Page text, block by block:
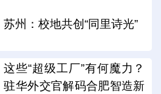
苏州：校地共创“同里诗光”
这些“超级工厂”有何魔力？
驻华外交官解码合肥智造新